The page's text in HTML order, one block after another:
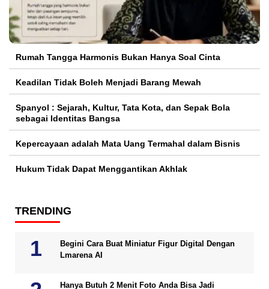
Rumah Tangga Harmonis Bukan Hanya Soal Cinta
Keadilan Tidak Boleh Menjadi Barang Mewah
Spanyol : Sejarah, Kultur, Tata Kota, dan Sepak Bola
sebagai Identitas Bangsa
Kepercayaan adalah Mata Uang Termahal dalam Bisnis
Hukum Tidak Dapat Menggantikan Akhlak
TRENDING
Begini Cara Buat Miniatur Figur Digital Dengan
Lmarena AI
Hanya Butuh 2 Menit Foto Anda Bisa Jadi